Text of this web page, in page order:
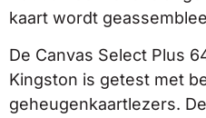
kaart wordt
De Canvas Select Plus
Kingston is getest met
geheugenkaartlezers.